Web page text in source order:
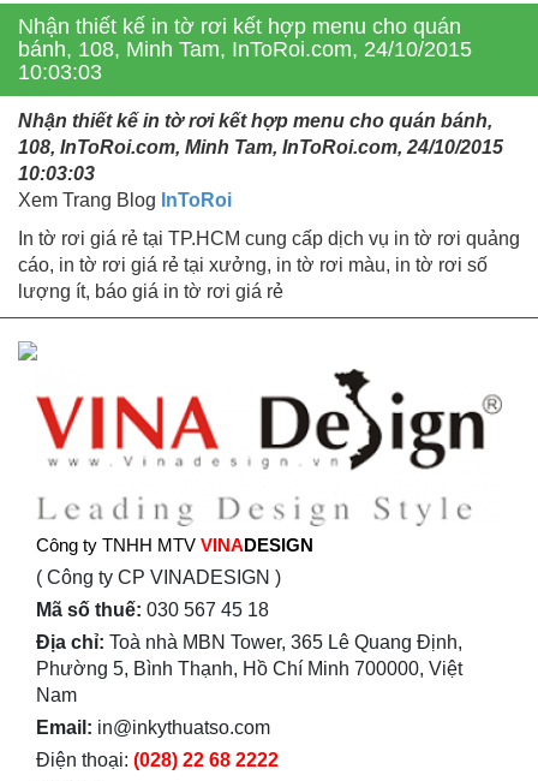
Nhận thiết kế in tờ rơi kết hợp menu cho quán
bánh, 108, Minh Tam, InToRoi.com, 24/10/2015
10:03:03
Nhận thiết kế in tờ rơi kết hợp menu cho quán bánh,
108, InToRoi.com, Minh Tam, InToRoi.com, 24/10/2015
10:03:03
Xem Trang Blog InToRoi
In tờ rơi giá rẻ tại TP.HCM cung cấp dịch vụ in tờ rơi quảng
cáo, in tờ rơi giá rẻ tại xưởng, in tờ rơi màu, in tờ rơi số
lượng ít, báo giá in tờ rơi giá rẻ
Công ty TNHH MTV VINADESIGN
( Công ty CP VINADESIGN )
Mã số thuế: 030 567 45 18
Địa chỉ: Toà nhà MBN Tower, 365 Lê Quang Định,
Phường 5, Bình Thạnh, Hồ Chí Minh 700000, Việt
Nam
Email: in@inkythuatso.com
Điện thoại: (028) 22 68 2222